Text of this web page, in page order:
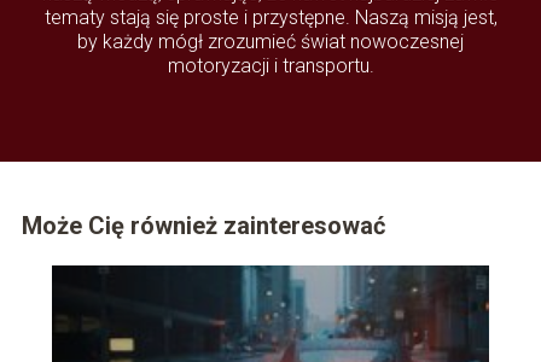
tematy stają się proste i przystępne. Naszą misją jest,
by każdy mógł zrozumieć świat nowoczesnej
motoryzacji i transportu.
Może Cię również zainteresować